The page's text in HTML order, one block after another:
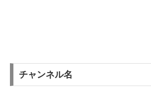
チャンネル名